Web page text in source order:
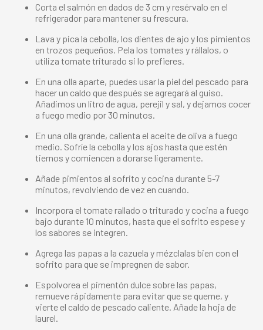
Corta el salmón en dados de 3 cm y resérvalo en el
refrigerador para mantener su frescura.
Lava y pica la cebolla, los dientes de ajo y los pimientos
en trozos pequeños. Pela los tomates y rállalos, o
utiliza tomate triturado si lo prefieres.
En una olla aparte, puedes usar la piel del pescado para
hacer un caldo que después se agregará al guiso.
Añadimos un litro de agua, perejil y sal, y dejamos cocer
a fuego medio por 30 minutos.
En una olla grande, calienta el aceite de oliva a fuego
medio. Sofríe la cebolla y los ajos hasta que estén
tiernos y comiencen a dorarse ligeramente.
Añade pimientos al sofrito y cocina durante 5-7
minutos, revolviendo de vez en cuando.
Incorpora el tomate rallado o triturado y cocina a fuego
bajo durante 10 minutos, hasta que el sofrito espese y
los sabores se integren.
Agrega las papas a la cazuela y mézclalas bien con el
sofrito para que se impregnen de sabor.
Espolvorea el pimentón dulce sobre las papas,
remueve rápidamente para evitar que se queme, y
vierte el caldo de pescado caliente. Añade la hoja de
laurel.